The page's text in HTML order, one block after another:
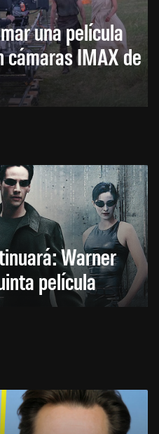
una película
IMAX de
Warner
película